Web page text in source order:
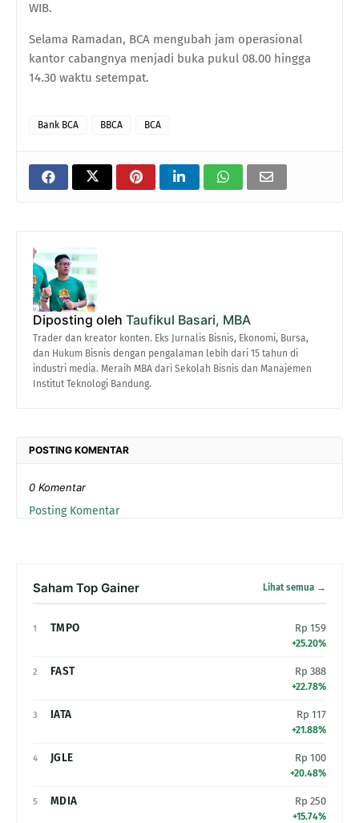
WIB.
Selama Ramadan, BCA mengubah jam operasional
kantor cabangnya menjadi buka pukul 08.00 hingga
14.30 waktu setempat.
Bank BCA BBCA BCA
Diposting oleh Taufikul Basari, MBA
Trader dan kreator konten. Eks Jurnalis Bisnis, Ekonomi, Bursa,
dan Hukum Bisnis dengan pengalaman lebih dari 15 tahun di
industri media. Meraih MBA dari Sekolah Bisnis dan Manajemen
Institut Teknologi Bandung.
POSTING KOMENTAR
0 Komentar
Posting Komentar
Saham Top Gainer Lihat semua →
1 TMPO Rp 159
+25.20%
2 FAST Rp 388
+22.78%
3 IATA Rp 117
+21.88%
4 JGLE Rp 100
+20.48%
5 MDIA Rp 250
+15.74%